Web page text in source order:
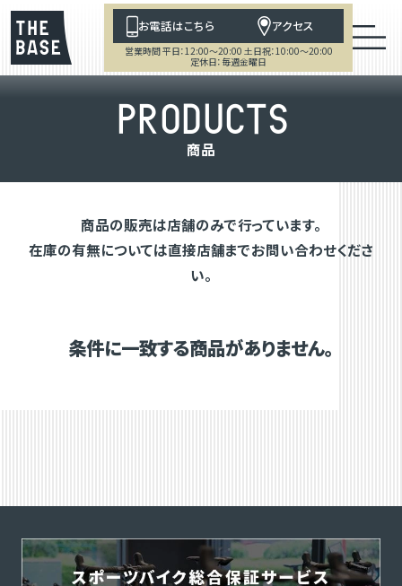
お電話はこちら アクセス
営業時間 平日：12:00～20:00 土日祝：10:00～20:00
定休日：毎週金曜日
PRODUCTS
商品
商品の販売は店舗のみで行っています。
在庫の有無については直接店舗までお問い合わせくださ
い。
条件に一致する商品がありません。